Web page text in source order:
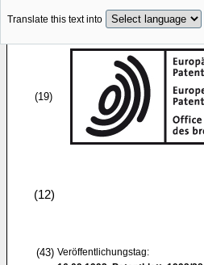
Translate this text into
(19)
(12)
(43) Veröffentlichungstag: